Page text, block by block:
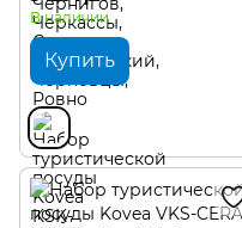
В наличии
Купить